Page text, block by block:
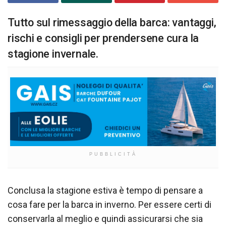
Tutto sul rimessaggio della barca: vantaggi,
rischi e consigli per prendersene cura la
stagione invernale.
PUBBLICITÀ
Conclusa la stagione estiva è tempo di pensare a
cosa fare per la barca in inverno. Per essere certi di
conservarla al meglio e quindi assicurarsi che sia